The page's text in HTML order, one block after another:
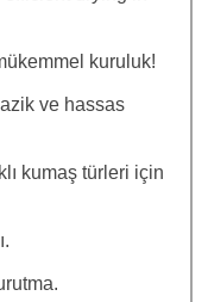
kuruluk!
ve hassas
kumaş türleri için